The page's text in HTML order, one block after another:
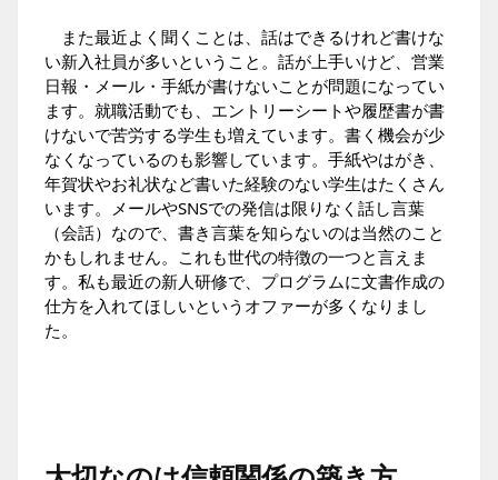
また最近よく聞くことは、話はできるけれど書けな
い新入社員が多いということ。話が上手いけど、営業
日報・メール・手紙が書けないことが問題になってい
ます。就職活動でも、エントリーシートや履歴書が書
けないで苦労する学生も増えています。書く機会が少
なくなっているのも影響しています。手紙やはがき、
年賀状やお礼状など書いた経験のない学生はたくさん
います。メールやSNSでの発信は限りなく話し言葉
（会話）なので、書き言葉を知らないのは当然のこと
かもしれません。これも世代の特徴の一つと言えま
す。私も最近の新人研修で、プログラムに文書作成の
仕方を入れてほしいというオファーが多くなりまし
た。